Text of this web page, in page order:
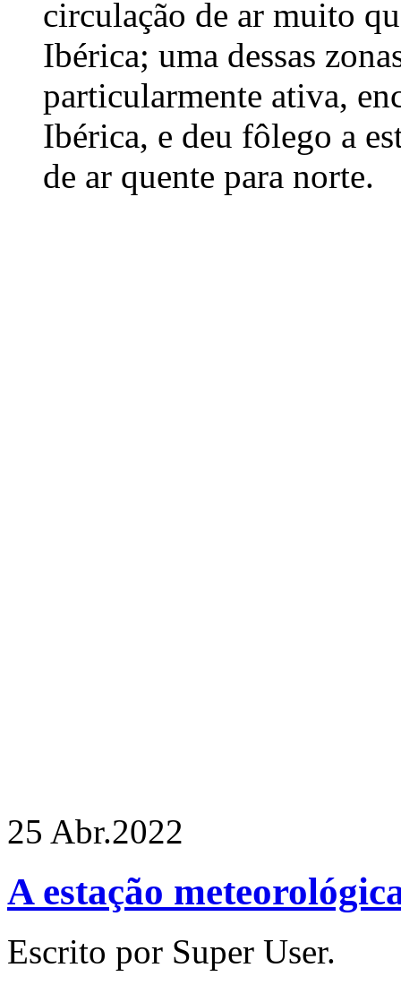
circulação de ar muito
Ibérica; uma dessas
particularmente ativa,
Ibérica, e deu fôlego a
de ar quente para norte.
25 Abr.2022
A estação
Escrito por Super User.